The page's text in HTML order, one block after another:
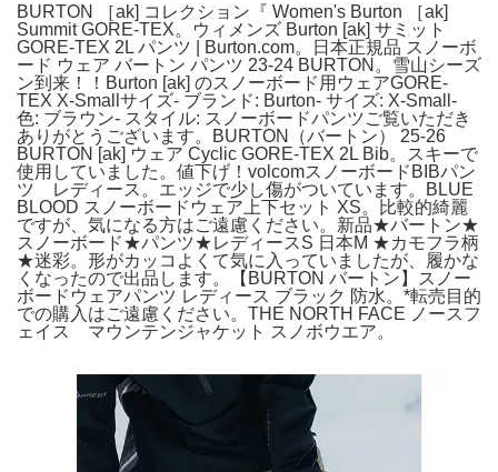
BURTON ［ak] コレクション『 Women's Burton ［ak]
Summit GORE-TEX。ウィメンズ Burton [ak] サミット
GORE-TEX 2L パンツ | Burton.com。日本正規品 スノーボ
ード ウェア バートン パンツ 23-24 BURTON。雪山シーズ
ン到来！！Burton [ak] のスノーボード用ウェアGORE-
TEX X-Smallサイズ- ブランド: Burton- サイズ: X-Small-
色: ブラウン- スタイル: スノーボードパンツご覧いただき
ありがとうございます。BURTON（バートン） 25-26
BURTON [ak] ウェア Cyclic GORE-TEX 2L Bib。スキーで
使用していました。値下げ！volcomスノーボードBIBパン
ツ レディース。エッジで少し傷がついています。BLUE
BLOOD スノーボードウェア上下セット XS。比較的綺麗
ですが、気になる方はご遠慮ください。新品★バートン★
スノーボード★パンツ★レディースS 日本M ★カモフラ柄
★迷彩。形がカッコよくて気に入っていましたが、履かな
くなったので出品します。【BURTON バートン】スノー
ボードウェアパンツ レディース ブラック 防水。*転売目的
での購入はご遠慮ください。THE NORTH FACE ノースフ
ェイス マウンテンジャケット スノボウエア。